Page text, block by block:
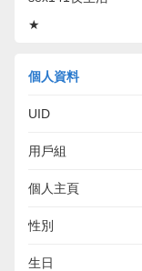
★
個人資料
UID
用戶組
個人主頁
性別
生日